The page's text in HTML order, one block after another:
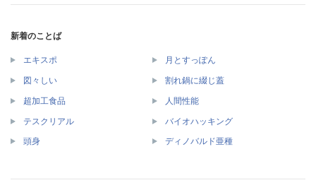
新着のことば
エキスポ 月とすっぽん
図々しい 割れ鍋に綴じ蓋
超加工食品 人間性能
テスクリアル バイオハッキング
頭身 ディノバルド亜種